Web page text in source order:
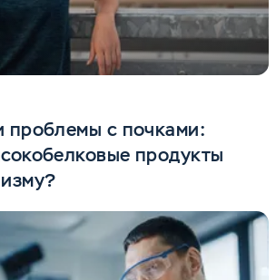
проблемы с почками:
продукты